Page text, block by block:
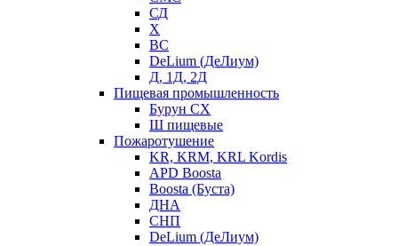
СД
Х
ВС
DeLium (ДеЛиум)
Д, 1Д, 2Д
Пищевая промышленность
Бурун СХ
Ш пищевые
Пожаротушение
KR, KRM, KRL Kordis
APD Boosta
Boosta (Буста)
ДНА
СНП
DeLium (ДеЛиум)